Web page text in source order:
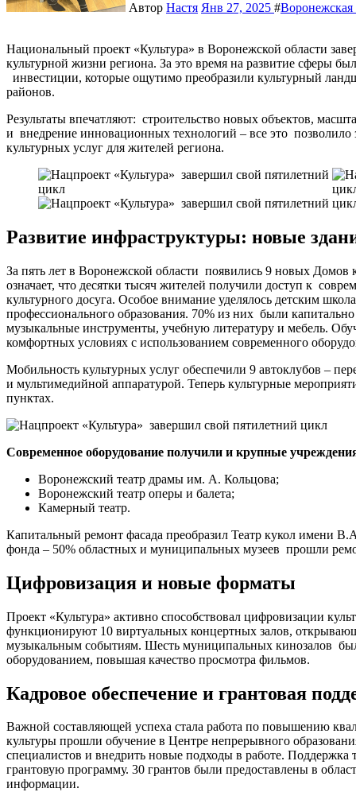
Автор Настя Янв 27, 2025 #Воронежская
Национальный проект «Культура» в Воронежской области завершил свой пятилетний цикл, оставив заметный след в
культурной жизни региона. За это время на развитие сферы
инвестиции, которые ощутимо преобразили культурный
районов.
Результаты впечатляют: строительство новых объектов,
и внедрение инновационных технологий – все это позволило
культурных услуг для жителей региона.
Развитие инфраструктуры: новые
За пять лет в Воронежской области появились 9 новых
означает, что десятки тысяч жителей получили доступ к
культурного досуга. Особое внимание уделялось детским
профессионального образования. 70% из них были
музыкальные инструменты, учебную литературу и мебель.
комфортных условиях с использованием современного
Мобильность культурных услуг обеспечили 9 автоклубов –
и мультимедийной аппаратурой. Теперь культурные
пунктах.
Современное оборудование получили и крупные
Воронежский театр драмы им. А. Кольцова;
Воронежский театр оперы и балета;
Камерный театр.
Капитальный ремонт фасада преобразил Театр кукол имени
фонда – 50% областных и муниципальных музеев прошли
Цифровизация и новые форматы
Проект «Культура» активно способствовал цифровизации
функционируют 10 виртуальных концертных залов,
музыкальным событиям. Шесть муниципальных кинозалов
оборудованием, повышая качество просмотра фильмов.
Кадровое обеспечение и грантовая
Важной составляющей успеха стала работа по повышению
культуры прошли обучение в Центре непрерывного
специалистов и внедрить новые подходы в работе. Поддержка
грантовую программу. 30 грантов были предоставлены в
информации.